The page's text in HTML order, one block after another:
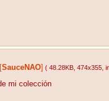
[SauceNAO] ( 48.28KB , 474x355 ,
mi colección